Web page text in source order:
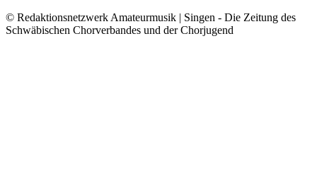
© Redaktionsnetzwerk Amateurmusik | Singen - Die Zeitung des
Schwäbischen Chorverbandes und der Chorjugend